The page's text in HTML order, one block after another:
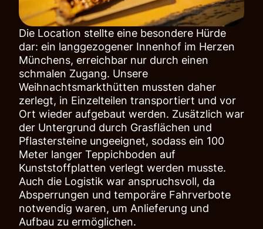
Die Location stellte eine besondere Hürde
dar: ein langgezogener Innenhof im Herzen
Münchens, erreichbar nur durch einen
schmalen Zugang. Unsere
Weihnachtsmarkthütten mussten daher
zerlegt, in Einzelteilen transportiert und vor
Ort wieder aufgebaut werden. Zusätzlich war
der Untergrund durch Grasflächen und
Pflastersteine ungeeignet, sodass ein 100
Meter langer Teppichboden auf
Kunststoffplatten verlegt werden musste.
Auch die Logistik war anspruchsvoll, da
Absperrungen und temporäre Fahrverbote
notwendig waren, um Anlieferung und
Aufbau zu ermöglichen.